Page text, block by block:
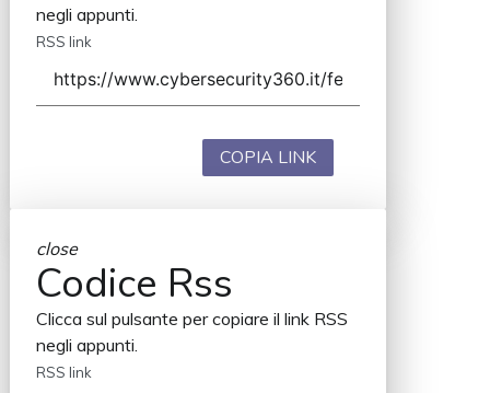
negli appunti.
RSS link
COPIA LINK
close
Codice Rss
Clicca sul pulsante per copiare il link RSS
negli appunti.
RSS link